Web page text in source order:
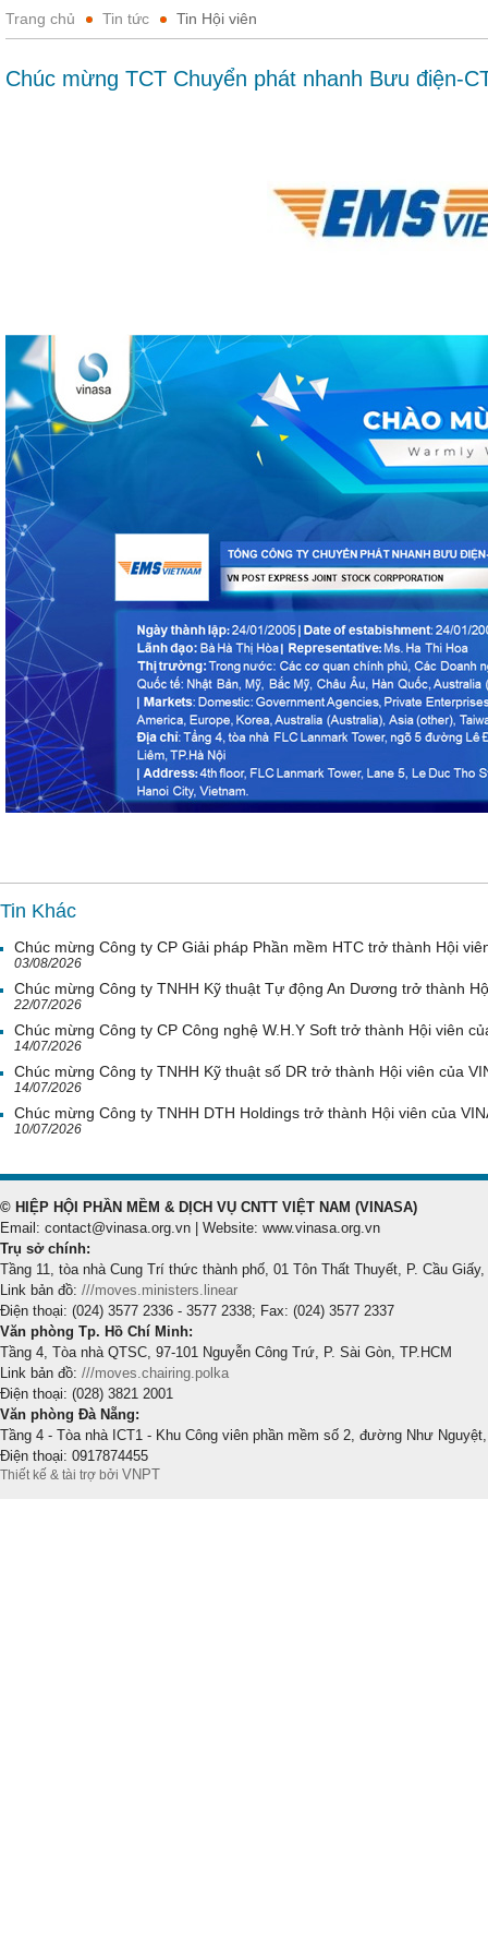
Trang chủ Tin tức Tin Hội viên
Chúc mừng TCT Chuyển phát nhanh Bưu điện-
Tin Khác
Chúc mừng Công ty CP Giải pháp Phần mềm HTC trở thành Hội
03/08/2026
Chúc mừng Công ty TNHH Kỹ thuật Tự động An Dương trở thành
22/07/2026
Chúc mừng Công ty CP Công nghệ W.H.Y Soft trở thành Hội viên
14/07/2026
Chúc mừng Công ty TNHH Kỹ thuật số DR trở thành Hội viên của
14/07/2026
Chúc mừng Công ty TNHH DTH Holdings trở thành Hội viên của
10/07/2026
© HIỆP HỘI PHẦN MỀM & DỊCH VỤ CNTT VIỆT NAM (VINASA)
Email: contact@vinasa.org.vn | Website: www.vinasa.org.vn
Trụ sở chính:
Tầng 11, tòa nhà Cung Trí thức thành phố, 01 Tôn Thất Thuyết, P. Cầu Giấy,
Link bản đồ: ///moves.ministers.linear
Điện thoại: (024) 3577 2336 - 3577 2338; Fax: (024) 3577 2337
Văn phòng Tp. Hồ Chí Minh:
Tầng 4, Tòa nhà QTSC, 97-101 Nguyễn Công Trứ, P. Sài Gòn, TP.HCM
Link bản đồ: ///moves.chairing.polka
Điện thoại: (028) 3821 2001
Văn phòng Đà Nẵng:
Tầng 4 - Tòa nhà ICT1 - Khu Công viên phần mềm số 2, đường Như
Điện thoại: 0917874455
Thiết kế & tài trợ bởi VNPT